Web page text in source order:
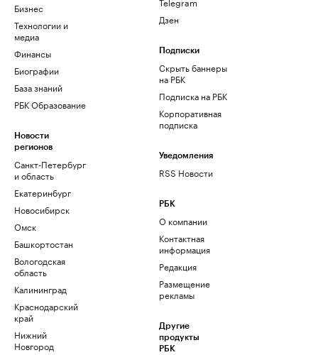
Бизнес
Технологии и
медиа
Финансы
Биографии
База знаний
РБК Образование
Новости
регионов
Санкт-Петербург
и область
Екатеринбург
Новосибирск
Омск
Башкортостан
Вологодская
область
Калининград
Краснодарский
край
Нижний
Новгород
Дзен
Подписки
Скрыть баннеры
на РБК
Подписка на РБК
Корпоративная
подписка
Уведомления
RSS Новости
РБК
О компании
Контактная
информация
Редакция
Размещение
рекламы
Другие
продукты
РБК